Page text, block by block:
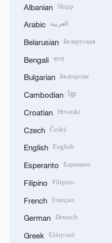
Albanian Shqip
Arabic العربية
Belarusian Беларуская
Bengali বাংলা
Bulgarian Български
Cambodian ខ្មែរ
Croatian Hrvatski
Czech Český
English English
Esperanto Esperanto
Filipino Filipino
French Français
German Deutsch
Greek Ελληνικά